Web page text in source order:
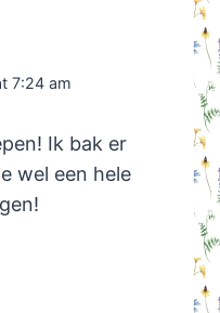
7:24 am
Ik bak er
wel een hele